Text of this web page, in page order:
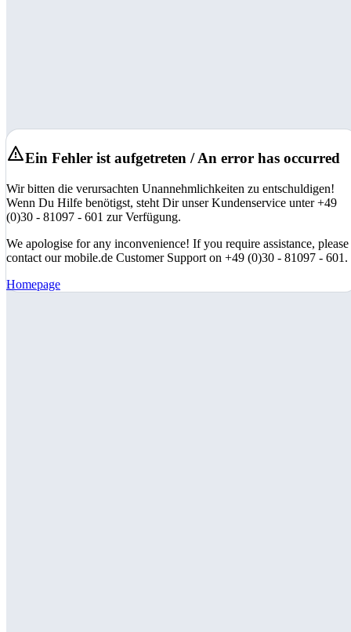
Ein Fehler ist aufgetreten / An error has occurred
Wir bitten die verursachten Unannehmlichkeiten zu entschuldigen!
Wenn Du Hilfe benötigst, steht Dir unser Kundenservice unter +49
(0)30 - 81097 - 601 zur Verfügung.
We apologise for any inconvenience! If you require assistance, please
contact our mobile.de Customer Support on +49 (0)30 - 81097 - 601.
Homepage